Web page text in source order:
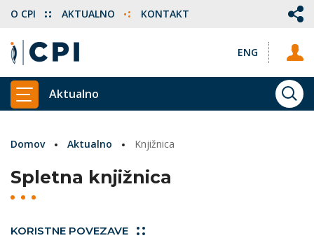
ENG
O CPI AKTUALNO KONTAKT
PRIKAŽI GLAVNI MENI
Aktualno
Domov Aktualno Knjižnica
Spletna knjižnica
KORISTNE POVEZAVE